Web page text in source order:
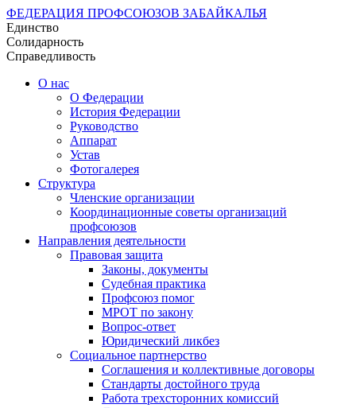
ФЕДЕРАЦИЯ ПРОФСОЮЗОВ ЗАБАЙКАЛЬЯ
Единство
Солидарность
Справедливость
О нас
О Федерации
История Федерации
Руководство
Аппарат
Устав
Фотогалерея
Структура
Членские организации
Координационные советы организаций
профсоюзов
Направления деятельности
Правовая защита
Законы, документы
Судебная практика
Профсоюз помог
МРОТ по закону
Вопрос-ответ
Юридический ликбез
Социальное партнерство
Соглашения и коллективные договоры
Стандарты достойного труда
Работа трехсторонних комиссий